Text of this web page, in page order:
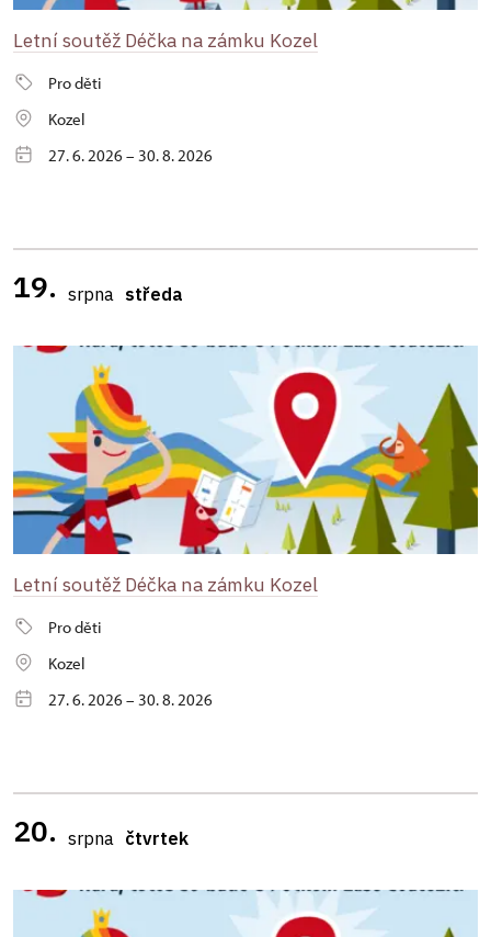
Letní soutěž Déčka na zámku Kozel
Pro děti
Kozel
27. 6. 2026 – 30. 8. 2026
19. srpna středa
Letní soutěž Déčka na zámku Kozel
Pro děti
Kozel
27. 6. 2026 – 30. 8. 2026
20. srpna čtvrtek